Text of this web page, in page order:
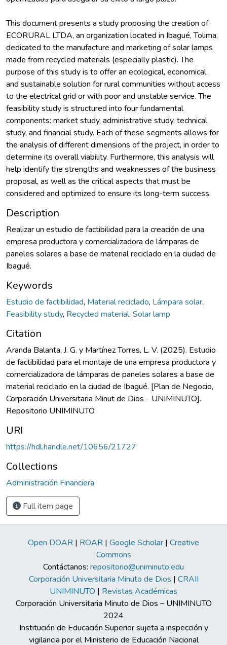
This document presents a study proposing the creation of
ECORURAL LTDA, an organization located in Ibagué, Tolima,
dedicated to the manufacture and marketing of solar lamps
made from recycled materials (especially plastic). The
purpose of this study is to offer an ecological, economical,
and sustainable solution for rural communities without access
to the electrical grid or with poor and unstable service. The
feasibility study is structured into four fundamental
components: market study, administrative study, technical
study, and financial study. Each of these segments allows for
the analysis of different dimensions of the project, in order to
determine its overall viability. Furthermore, this analysis will
help identify the strengths and weaknesses of the business
proposal, as well as the critical aspects that must be
considered and optimized to ensure its long-term success.
Description
Realizar un estudio de factibilidad para la creación de una
empresa productora y comercializadora de lámparas de
paneles solares a base de material reciclado en la ciudad de
Ibagué.
Keywords
Estudio de factibilidad, Material reciclado, Lámpara solar,
Feasibility study, Recycled material, Solar lamp
Citation
Aranda Balanta, J. G. y Martínez Torres, L. V. (2025). Estudio
de factibilidad para el montaje de una empresa productora y
comercializadora de lámparas de paneles solares a base de
material reciclado en la ciudad de Ibagué. [Plan de Negocio,
Corporación Universitaria Minut de Dios - UNIMINUTO].
Repositorio UNIMINUTO.
URI
https://hdl.handle.net/10656/21727
Collections
Administración Financiera
Full item page
Open DOAR | ROAR | Google Scholar | Creative
Commons
Contáctanos: repositorio@uniminuto.edu
Corporación Universitaria Minuto de Dios | CRAII
UNIMINUTO | Revistas Académicas
Corporación Universitaria Minuto de Dios – UNIMINUTO
2024
Institución de Educación Superior sujeta a inspección y
vigilancia por el Ministerio de Educación Nacional